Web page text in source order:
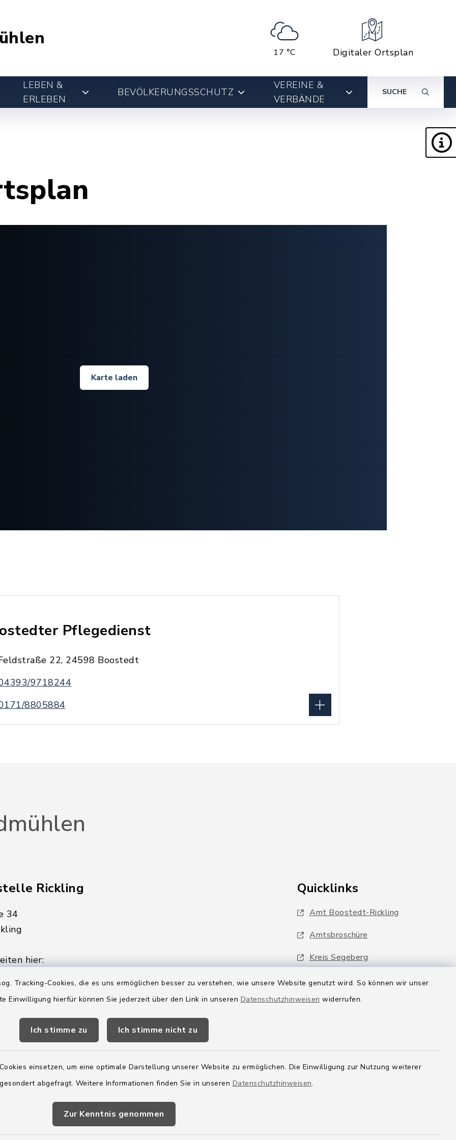
Tracking-Cookies, die es uns ermöglichen besser zu verstehen, wie unsere Website genutzt wird. So können wir unser
Einwilligung hierfür können Sie jederzeit über den Link in unseren Datenschutzhinweisen widerrufen.
Ich stimme zu Ich stimme nicht zu
einsetzen, um eine optimale Darstellung unserer Website zu ermöglichen. Die Einwilligung zur Nutzung weiterer
abgefragt. Weitere Informationen finden Sie in unseren Datenschutzhinweisen.
Zur Kenntnis genommen
17 °C Digitaler Ortsplan
LEBEN &
ERLEBEN
BEVÖLKERUNGSSCHUTZ
VEREINE &
VERBÄNDE
SUCHE
Karte laden
Pflegedienst
22, 24598 Boostedt
9718244
8805884
Rickling
34
hier:
Uhr
am Donnerstag:
Uhr
179-0
- 179-44
boostedt-
Quicklinks
Amt Boostedt-Rickling
Amtsbroschüre
Kreis Segeberg
Wege-Zweckverband